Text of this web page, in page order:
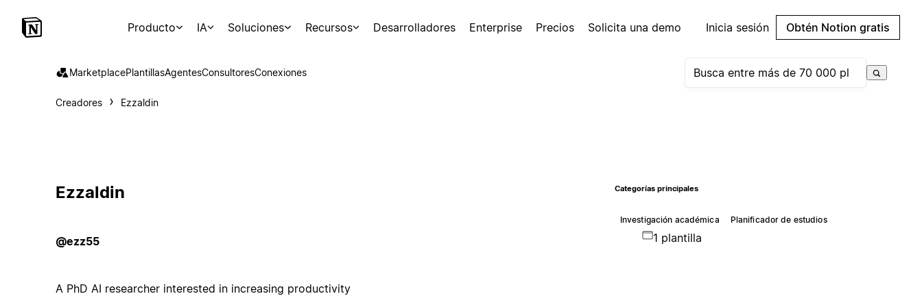
Producto IA Soluciones Recursos Desarrolladores Enterprise Precios Solicita una demo Inicia sesión Obtén Notion gratis
MarketplacePlantillasAgentesConsultoresConexiones
Creadores Ezzaldin
Ezzaldin
@ezz55
A PhD AI researcher interested in increasing productivity
Categorías principales
Investigación académica Planificador de estudios
1 plantilla